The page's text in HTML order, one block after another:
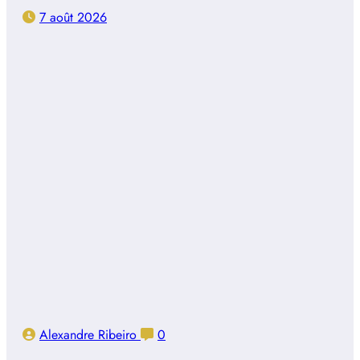
7 août 2026
Alexandre Ribeiro 0